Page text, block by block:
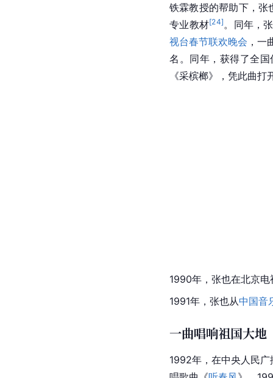
铁霖教授的帮助下，张
专业教材[24] 。同年，
视台春节联欢晚会 ，一
名。同年，获得了全
《采槟榔》，凭此曲打
1990年，张也在北京电
1991年，张也从中国音
一曲唱响祖国大地
1992年，在中央人民